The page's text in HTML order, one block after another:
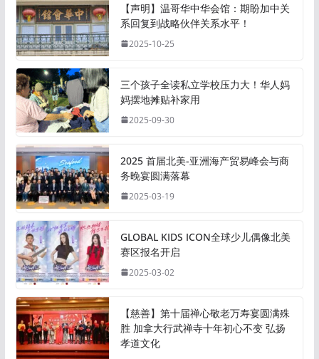
【声明】温哥华中华会馆：期盼加中关
系回复到战略伙伴关系水平！
2025-10-25
三个孩子全读私立学校压力大！华人妈
妈摆地摊贴补家用
2025-09-30
2025 首届北美-亚洲海产贸易峰会与商
务晚宴圆满落幕
2025-03-19
GLOBAL KIDS ICON全球少儿偶像北美
赛区报名开启
2025-03-02
【慈善】第十届禅心敬老万寿宴圆满殊
胜 加拿大行武禅寺十年初心不变 弘扬
孝道文化